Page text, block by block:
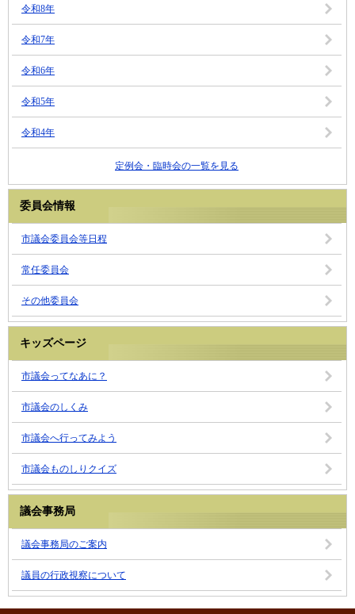
令和8年
令和7年
令和6年
令和5年
令和4年
定例会・臨時会の一覧を見る
委員会情報
市議会委員会等日程
常任委員会
その他委員会
キッズページ
市議会ってなあに？
市議会のしくみ
市議会へ行ってみよう
市議会ものしりクイズ
議会事務局
議会事務局のご案内
議員の行政視察について